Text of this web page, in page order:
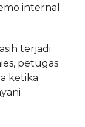
internal
terjadi
petugas
ketika